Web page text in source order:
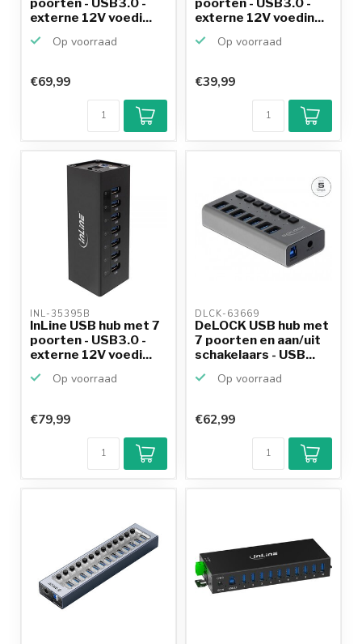
externe 12V voedi...
Op voorraad
€69,99
externe 12V voedin...
Op voorraad
Klantenbeoordeling
9,2/10
Achteraf
betalen mogelijk
€39,99
INL-35395B
InLine USB hub met 7
poorten - USB3.0 -
externe 12V voedi...
Op voorraad
€79,99
DLCK-63669
DeLOCK USB hub met
7 poorten en aan/uit
schakelaars - USB...
Op voorraad
€62,99